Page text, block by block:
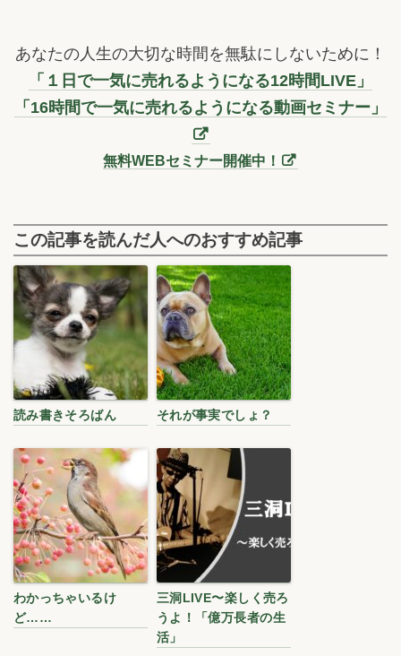
あなたの人生の大切な時間を無駄にしないために！
「１日で一気に売れるようになる12時間LIVE」
「16時間で一気に売れるようになる動画セミナー」
無料WEBセミナー開催中！
この記事を読んだ人へのおすすめ記事
読み書きそろばん それが事実でしょ？
わかっちゃいるけ
ど……
三洞LIVE〜楽しく売ろ
うよ！「億万長者の生
活」